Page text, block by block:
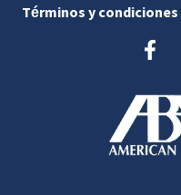
Términos y condiciones